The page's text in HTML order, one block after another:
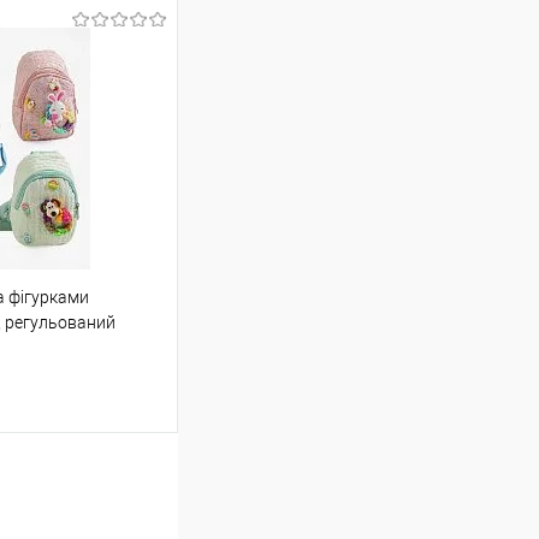
Порівняння
протягом 2-5 днів
оплачує
фото), колір та
регульований